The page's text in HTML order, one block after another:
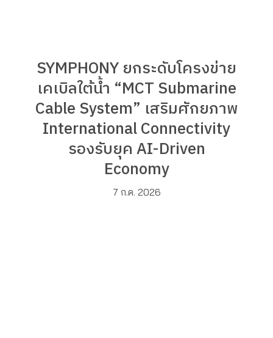
SYMPHONY ยกระดับโครงข่าย
เคเบิลใต้น้ำ “MCT Submarine
Cable System” เสริมศักยภาพ
International Connectivity
รองรับยุค AI-Driven
Economy
7 ก.ค. 2026